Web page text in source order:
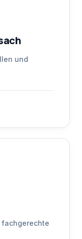
und
fachgerechte